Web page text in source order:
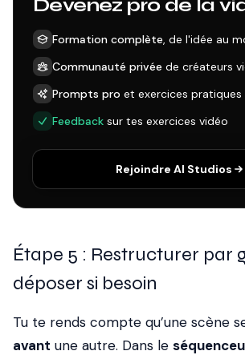
Devenez pro de la
Formation complète, de l'idée au
Communauté privée de créateurs
Prompts pro et exercices pratiques
Feedback sur tes exercices vidéo
Rejoindre AI Studios
Étape 5 : Restructurer par
déposer si besoin
Tu te rends compte qu’une scène
avant une autre. Dans le